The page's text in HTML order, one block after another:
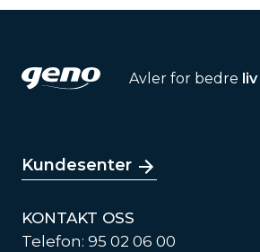
Avler for bedre liv
Kundesenter
KONTAKT OSS
Telefon: 95 02 06 00